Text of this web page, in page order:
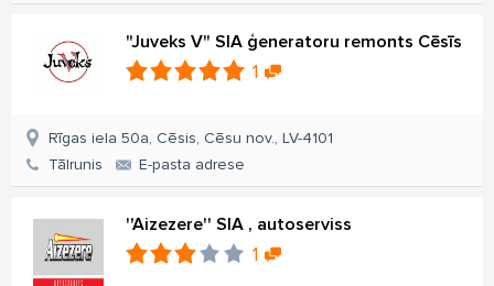
"Juveks V" SIA ģeneratoru remonts Cēsīs
1
Rīgas iela 50a, Cēsis, Cēsu nov., LV-4101
Tālrunis
E-pasta adrese
''Aizezere'' SIA , autoserviss
1